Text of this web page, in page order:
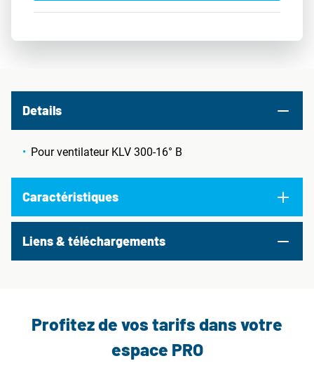
Details
Pour ventilateur KLV 300-16° B
Caractéristiques
Liens & téléchargements
Profitez de vos tarifs dans votre
espace PRO